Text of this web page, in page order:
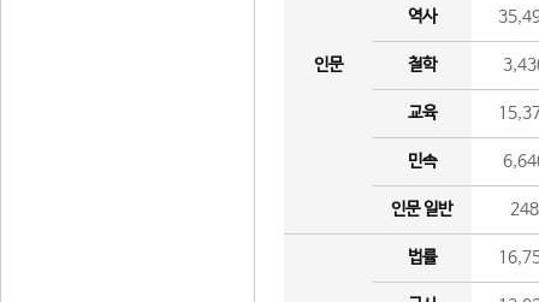
인문
역사
철학
교육
민속
인문 일반 248
법률